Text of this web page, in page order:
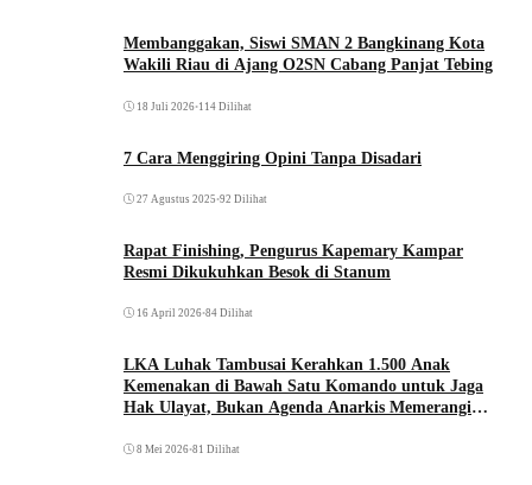
Membanggakan, Siswi SMAN 2 Bangkinang Kota
Wakili Riau di Ajang O2SN Cabang Panjat Tebing
18 Juli 2026•114 Dilihat
7 Cara Menggiring Opini Tanpa Disadari
27 Agustus 2025 •92 Dilihat
Rapat Finishing, Pengurus Kapemary Kampar
Resmi Dikukuhkan Besok di Stanum
16 April 2026•84 Dilihat
LKA Luhak Tambusai Kerahkan 1.500 Anak
Kemenakan di Bawah Satu Komando untuk Jaga
Hak Ulayat, Bukan Agenda Anarkis Memerangi
8 Mei 2026•81 Dilihat